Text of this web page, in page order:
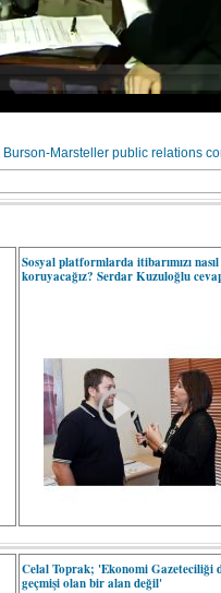
Burson-Marsteller public relations
Sosyal platformlarda itibarımızı nasıl
koruyacağız? Serdar Kuzuloğlu
Celal Toprak; 'Ekonomi Gazeteciliği
geçmişi olan bir alan değil'